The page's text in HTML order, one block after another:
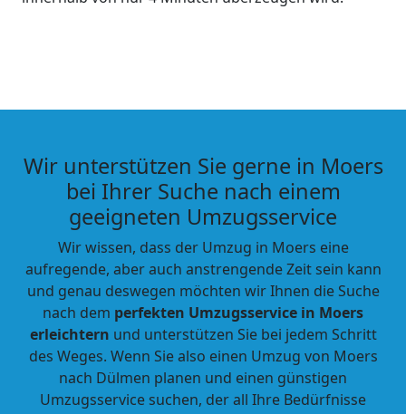
Wir unterstützen Sie gerne in Moers
bei Ihrer Suche nach einem
geeigneten Umzugsservice
Wir wissen, dass der Umzug in Moers eine
aufregende, aber auch anstrengende Zeit sein kann
und genau deswegen möchten wir Ihnen die Suche
nach dem perfekten Umzugsservice in Moers
erleichtern und unterstützen Sie bei jedem Schritt
des Weges. Wenn Sie also einen Umzug von Moers
nach Dülmen planen und einen günstigen
Umzugsservice suchen, der all Ihre Bedürfnisse